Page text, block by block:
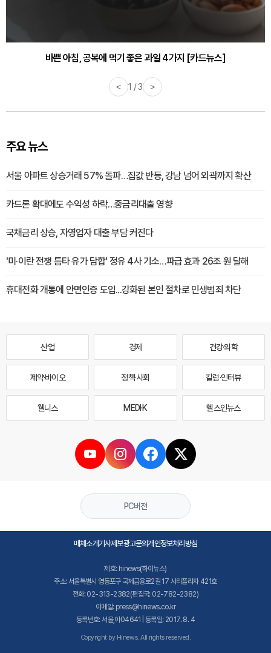
바쁜 아침, 공복에 먹기 좋은 과일 4가지 [카드뉴스]
< 1 / 3 >
주요 뉴스
서울 아파트 상승거래 57% 돌파…집값 반등, 강남 넘어 외곽까지 확산
카드론 확대에도 수익성 하락…중금리대출 영향
국채금리 상승, 자영업자 대출 부담 커진다
'미·이란 전쟁 틈타 유가 담합' 정유 4사 기소…파급 효과 26조 원 달해
휴대전화 개통에 안면인증 도입...강화된 본인 절차로 민생범죄 차단
산업 경제 건강·의학
제약·바이오 정책·사회 칼럼·인터뷰
웰니스 MEDI·K 헬스인뉴스
PC버전
매체소개기사제보광고문의개인정보처리방침
제호: hinews(하이뉴스)
주소: 서울특별시 영등포구 국제금융로2길 17 시티플라자 421호
전화: 02-313-2382(편집국: 02-782-2382)
이메일: press@hinews.co.kr
등록번호: 서울,아04641 | 등록일: 2017. 8. 4
Copyright by Hinews. All rights reserved.